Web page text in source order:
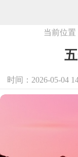
当前位置
时间：2026-05-04